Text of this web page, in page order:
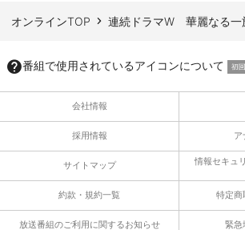
オンラインTOP 連続ドラマW 華麗なる一
番組で使用されているアイコンについて
会社情報
採用情報 ア
サイトマップ 情報セキュ
約款・規約一覧 特定商
放送番組のご利用に関するお知らせ 緊急